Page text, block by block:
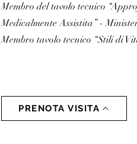
Membro del tavolo tecnico
Medicalmente Assistita” -
Membro tavolo tecnico “Stili di
PRENOTA VISITA